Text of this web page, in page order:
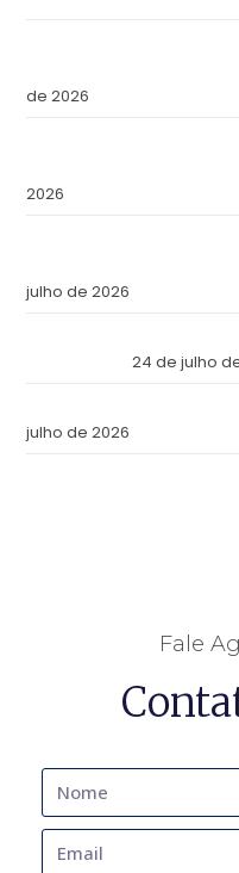
de 2026
2026
julho de 2026
24 de julho
julho de 2026
Fale